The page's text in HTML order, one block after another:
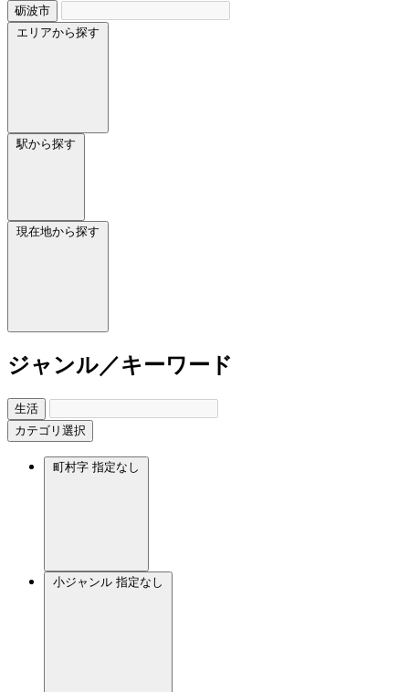
砺波市
エリアから探す
駅から探す
現在地から探す
ジャンル／キーワード
生活
カテゴリ選択
町村字 指定なし
小ジャンル 指定なし